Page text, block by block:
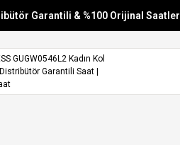
Garantili & %100 Orijinal Saatler
Farksız 6 Taksit
Gün Stoktan Gönderim